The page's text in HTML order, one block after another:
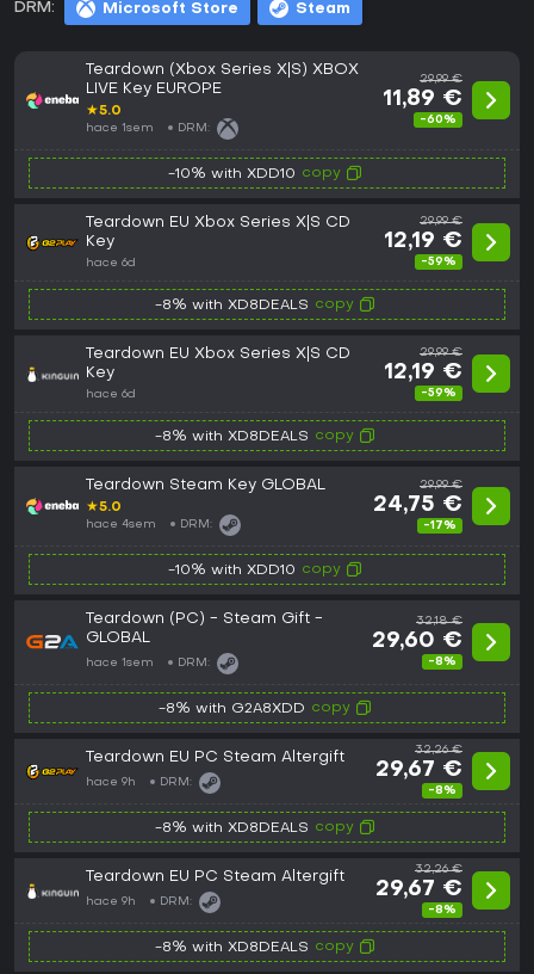
DRM: Microsoft Store Steam
Teardown (Xbox Series X|S) XBOX
LIVE Key EUROPE
★5.0
hace 1sem DRM:
29,99 €
11,89 €
-60%
-10% with XDD10 copy
Teardown EU Xbox Series X|S CD
Key
hace 6d
29,99 €
12,19 €
-59%
-8% with XD8DEALS copy
Teardown EU Xbox Series X|S CD
Key
hace 6d
29,99 €
12,19 €
-59%
-8% with XD8DEALS copy
Teardown Steam Key GLOBAL
★5.0
hace 4sem DRM:
29,99 €
24,75 €
-17%
-10% with XDD10 copy
Teardown (PC) - Steam Gift -
GLOBAL
hace 1sem DRM:
32,18 €
29,60 €
-8%
-8% with G2A8XDD copy
Teardown EU PC Steam Altergift
hace 9h DRM:
32,26 €
29,67 €
-8%
-8% with XD8DEALS copy
Teardown EU PC Steam Altergift
hace 9h DRM:
32,26 €
29,67 €
-8%
-8% with XD8DEALS copy